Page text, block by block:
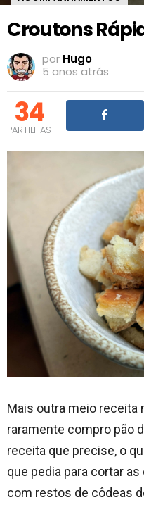
Croutons
por Hugo
5 anos atrás
34
PARTILHAS
Mais outra meio receita
raramente compro pão
receita que precise, o
que pedia para cortar
com restos de côdeas